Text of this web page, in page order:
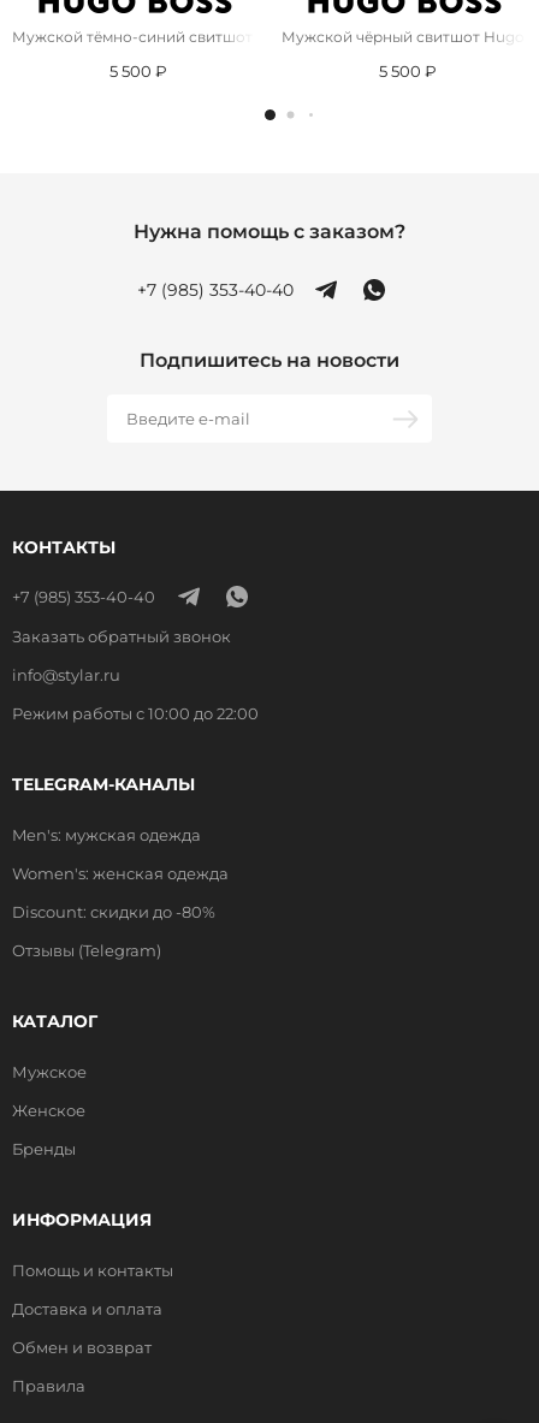
Мужской тёмно-синий свитшот Hugo Boss Iconic
5 500 ₽
Мужской чёрный свитшот Hugo
5 500 ₽
Нужна помощь с заказом?
+7 (985) 353-40-40
Подпишитесь на новости
КОНТАКТЫ
+7 (985) 353-40-40
Заказать обратный звонок
info@stylar.ru
Режим работы с 10:00 до 22:00
TELEGRAM-КАНАЛЫ
Men's: мужская одежда
Women's: женская одежда
Discount: скидки до -80%
Отзывы (Telegram)
КАТАЛОГ
Мужское
Женское
Бренды
ИНФОРМАЦИЯ
Помощь и контакты
Доставка и оплата
Обмен и возврат
Правила